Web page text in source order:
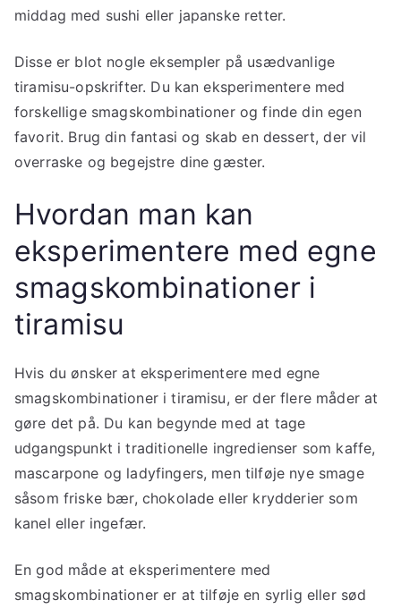
middag med sushi eller japanske retter.
Disse er blot nogle eksempler på usædvanlige
tiramisu-opskrifter. Du kan eksperimentere med
forskellige smagskombinationer og finde din egen
favorit. Brug din fantasi og skab en dessert, der vil
overraske og begejstre dine gæster.
Hvordan man kan
eksperimentere med egne
smagskombinationer i
tiramisu
Hvis du ønsker at eksperimentere med egne
smagskombinationer i tiramisu, er der flere måder at
gøre det på. Du kan begynde med at tage
udgangspunkt i traditionelle ingredienser som kaffe,
mascarpone og ladyfingers, men tilføje nye smage
såsom friske bær, chokolade eller krydderier som
kanel eller ingefær.
En god måde at eksperimentere med
smagskombinationer er at tilføje en syrlig eller sød